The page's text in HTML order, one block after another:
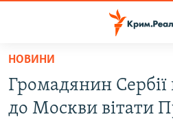
Перейти
основного
матеріалу
ВОДА.КРИМ
НОВИНИ
Громадянин
до Москви вітати